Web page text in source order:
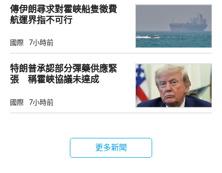
傳伊朗尋求對霍峽船隻徵費
航運界指不可行
國際 7小時前
特朗普承認部分彈藥供應緊
張 稱霍峽協議未達成
國際 7小時前
更多新聞